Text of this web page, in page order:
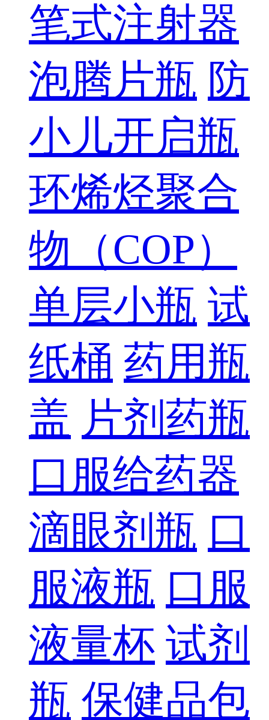
笔式注射器
泡腾片瓶 防
小儿开启瓶
环烯烃聚合
物（COP）
单层小瓶 试
纸桶 药用瓶
盖 片剂药瓶
口服给药器
滴眼剂瓶 口
服液瓶 口服
液量杯 试剂
瓶 保健品包